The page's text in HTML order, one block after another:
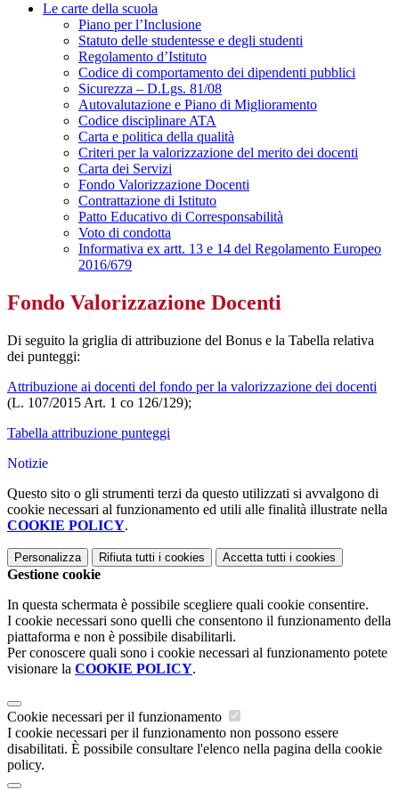
Le carte della scuola
Piano per l’Inclusione
Statuto delle studentesse e degli studenti
Regolamento d’Istituto
Codice di comportamento dei dipendenti pubblici
Sicurezza – D.Lgs. 81/08
Autovalutazione e Piano di Miglioramento
Codice disciplinare ATA
Carta e politica della qualità
Criteri per la valorizzazione del merito dei docenti
Carta dei Servizi
Fondo Valorizzazione Docenti
Contrattazione di Istituto
Patto Educativo di Corresponsabilità
Voto di condotta
Informativa ex artt. 13 e 14 del Regolamento Europeo
2016/679
Fondo Valorizzazione Docenti
Di seguito la griglia di attribuzione del Bonus e la Tabella relativa
dei punteggi:
Attribuzione ai docenti del fondo per la valorizzazione dei docenti
(L. 107/2015 Art. 1 co 126/129);
Tabella attribuzione punteggi
Notizie
Questo sito o gli strumenti terzi da questo utilizzati si avvalgono di
cookie necessari al funzionamento ed utili alle finalità illustrate nella
COOKIE POLICY.
Personalizza Rifiuta tutti i cookies Accetta tutti i cookies
Gestione cookie
In questa schermata è possibile scegliere quali cookie consentire.
I cookie necessari sono quelli che consentono il funzionamento della
piattaforma e non è possibile disabilitarli.
Per conoscere quali sono i cookie necessari al funzionamento potete
visionare la COOKIE POLICY.
Cookie necessari per il funzionamento
I cookie necessari per il funzionamento non possono essere
disabilitati. È possibile consultare l'elenco nella pagina della cookie
policy.